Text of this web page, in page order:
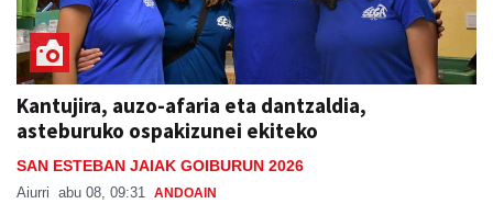
Kantujira, auzo-afaria eta dantzaldia,
asteburuko ospakizunei ekiteko
SAN ESTEBAN JAIAK GOIBURUN 2026
Aiurri abu 08, 09:31 ANDOAIN